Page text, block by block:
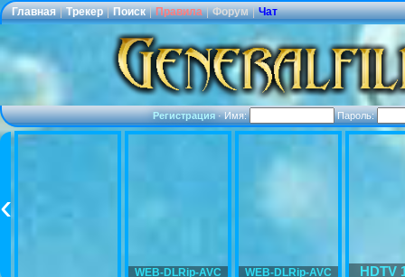
Главная | Трекер | Поиск | Правила | Форум | Чат
Регистрация·Имя: Пароль:
WEB-DLRip-AVC WEB-DLRip-AVC HDTV